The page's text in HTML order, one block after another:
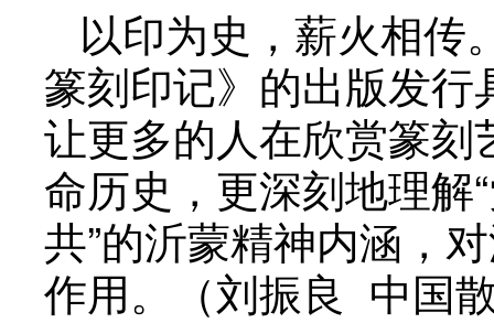
以印为史，薪火相传
篆刻印记》的出版发
让更多的人在欣赏篆
命历史，更深刻地理解
共”的沂蒙精神内涵，
作用。（刘振良 中国